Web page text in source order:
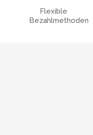
Flexible
Bezahlmethoden